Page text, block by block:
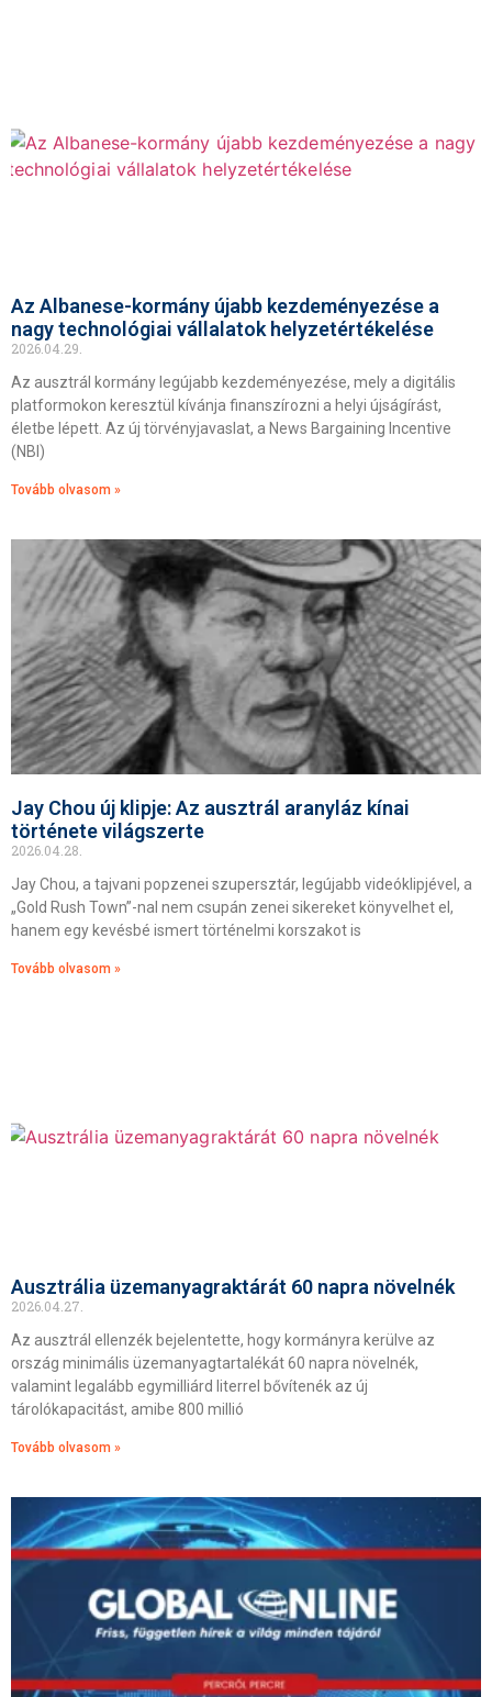
Az Albanese-kormány újabb kezdeményezése a
nagy technológiai vállalatok helyzetértékelése
2026.04.29.
Az ausztrál kormány legújabb kezdeményezése, mely a digitális
platformokon keresztül kívánja finanszírozni a helyi újságírást,
életbe lépett. Az új törvényjavaslat, a News Bargaining Incentive
(NBI)
Tovább olvasom »
Jay Chou új klipje: Az ausztrál aranyláz kínai
története világszerte
2026.04.28.
Jay Chou, a tajvani popzenei szupersztár, legújabb videóklipjével, a
„Gold Rush Town”-nal nem csupán zenei sikereket könyvelhet el,
hanem egy kevésbé ismert történelmi korszakot is
Tovább olvasom »
Ausztrália üzemanyagraktárát 60 napra növelnék
2026.04.27.
Az ausztrál ellenzék bejelentette, hogy kormányra kerülve az
ország minimális üzemanyagtartalékát 60 napra növelnék,
valamint legalább egymilliárd literrel bővítenék az új
tárolókapacitást, amibe 800 millió
Tovább olvasom »